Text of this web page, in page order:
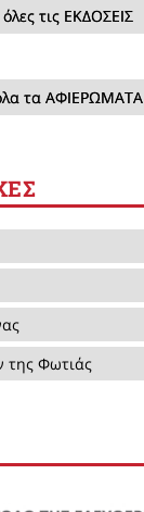
όλες τις ΕΚΔΟΣΕΙΣ
τα ΑΦΙΕΡΩΜΑΤΑ
Φωτιάς